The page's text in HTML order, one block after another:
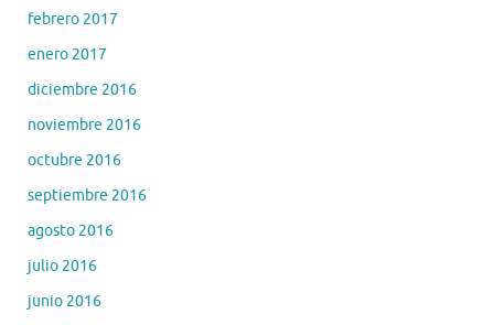
febrero 2017
enero 2017
diciembre 2016
noviembre 2016
octubre 2016
septiembre 2016
agosto 2016
julio 2016
junio 2016